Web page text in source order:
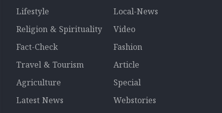
Lifestyle
Local-News
Religion & Spirituality
Video
Fact-Check
Fashion
Travel & Tourism
Article
Agriculture
Special
Latest News
Webstories